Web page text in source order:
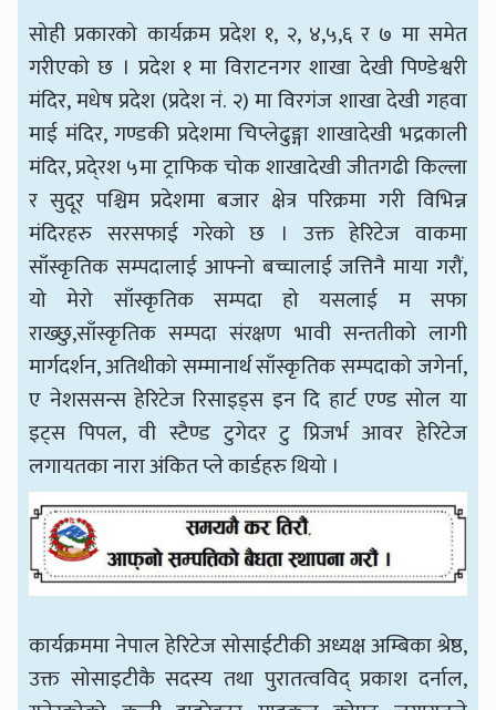
सोही प्रकारको कार्यक्रम प्रदेश १, २, ४,५,६ र ७ मा समेत
गरीएको छ । प्रदेश १ मा विराटनगर शाखा देखी पिण्डेश्वरी
मंदिर, मधेष प्रदेश (प्रदेश नं. २) मा विरगंज शाखा देखी गहवा
माई मंदिर, गण्डकी प्रदेशमा चिप्लेढुङ्गा शाखादेखी भद्रकाली
मंदिर, प्रदे्रश ५मा ट्राफिक चोक शाखादेखी जीतगढी किल्ला
र सुदूर पश्चिम प्रदेशमा बजार क्षेत्र परिक्रमा गरी विभिन्न
मंदिरहरु सरसफाई गरेको छ । उक्त हेरिटेज वाकमा
साँस्कृतिक सम्पदालाई आफ्नो बच्चालाई जत्तिनै माया गरौं,
यो मेरो साँस्कृतिक सम्पदा हो यसलाई म सफा
राख्छु,साँस्कृतिक सम्पदा संरक्षण भावी सन्ततीको लागी
मार्गदर्शन, अतिथीको सम्मानार्थ साँस्कृतिक सम्पदाको जगेर्ना,
ए नेशससन्स हेरिटेज रिसाइड्स इन दि हार्ट एण्ड सोल या
इट्स पिपल, वी स्टैण्ड टुगेदर टु प्रिजर्भ आवर हेरिटेज
लगायतका नारा अंकित प्ले कार्डहरु थियो ।
कार्यक्रममा नेपाल हेरिटेज सोसाईटीकी अध्यक्ष अम्बिका श्रेष्ठ,
उक्त सोसाइटीकै सदस्य तथा पुरातत्वविद् प्रकाश दर्नाल,